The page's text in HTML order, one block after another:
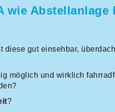
wie Abstellanlage
diese gut einsehbar,
möglich und wirklich
?